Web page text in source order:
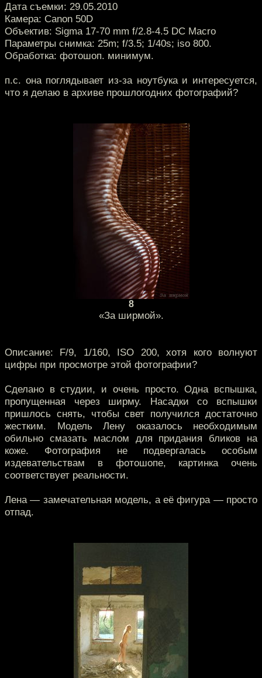
Дата съемки: 29.05.2010
Камера: Canon 50D
Объектив: Sigma 17-70 mm f/2.8-4.5 DC Macro
Параметры снимка: 25m; f/3.5; 1/40s; iso 800.
Обработка: фотошоп. минимум.
п.с. она поглядывает из-за ноутбука и интересуется,
что я делаю в архиве прошлогодних фотографий?
8
«За ширмой».
Описание: F/9, 1/160, ISO 200, хотя кого волнуют
цифры при просмотре этой фотографии?
Сделано в студии, и очень просто. Одна вспышка,
пропущенная через ширму. Насадки со вспышки
пришлось снять, чтобы свет получился достаточно
жестким. Модель Лену оказалось необходимым
обильно смазать маслом для придания бликов на
коже. Фотография не подвергалась особым
издевательствам в фотошопе, картинка очень
соответствует реальности.
Лена — замечательная модель, а её фигура — просто
отпад.